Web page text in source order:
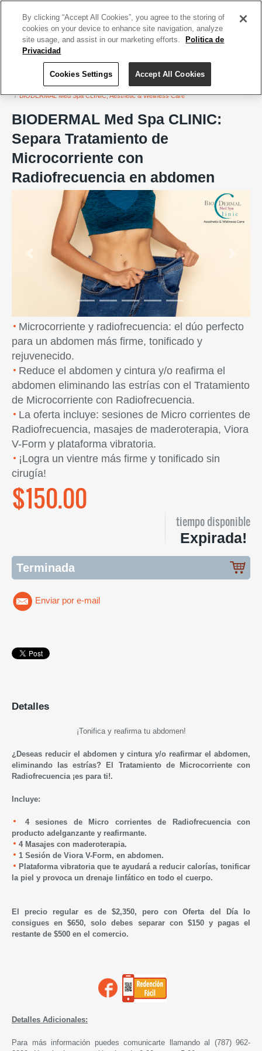
Salud y Belleza
BIODERMAL Med Spa CLINIC, Aesthetic & Wellness Care
BIODERMAL Med Spa CLINIC:
Separa Tratamiento de
Microcorriente con
Radiofrecuencia en abdomen
Previous
Microcorriente y radiofrecuencia: el dúo perfecto
para un abdomen más firme, tonificado y
rejuvenecido.
Reduce el abdomen y cintura y/o reafirma el
abdomen eliminando las estrías con el Tratamiento
de Microcorriente con Radiofrecuencia.
La oferta incluye: sesiones de Micro corrientes de
Radiofrecuencia, masajes de maderoterapia, Viora
V-Form y plataforma vibratoria.
¡Logra un vientre más firme y tonificado sin
cirugía!
$150.00
tiempo disponible
Expirada!
Terminada
Enviar por e-mail
Detalles
¡Tonifica y reafirma tu abdomen!
¿Deseas reducir el abdomen y cintura y/o reafirmar el abdomen,
eliminando las estrías? El Tratamiento de Microcorriente con
Radiofrecuencia ¡es para ti!.
Incluye:
4 sesiones de Micro corrientes de Radiofrecuencia con
producto adelganzante y reafirmante.
4 Masajes con maderoterapia.
1 Sesión de Viora V-Form, en abdomen.
Plataforma vibratoria que te ayudará a reducir calorías, tonificar
la piel y provoca un drenaje linfático en todo el cuerpo.
El precio regular es de $2,350, pero con Oferta del Día lo
consigues en $650, solo debes separar con $150 y pagas el
restante de $500 en el comercio.
Detalles Adicionales:
Para más información puedes comunicarte llamando al (787) 962-
By clicking “Accept All Cookies”, you agree to the storing of
cookies on your device to enhance site navigation, analyze
site usage, and assist in our marketing efforts.
Politica de
Privacidad
Cookies Settings Accept All Cookies